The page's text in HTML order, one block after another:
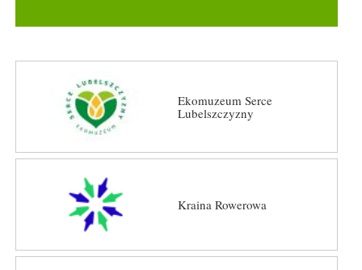
Ekomuzeum Serce
Lubelszczyzny
Kraina Rowerowa